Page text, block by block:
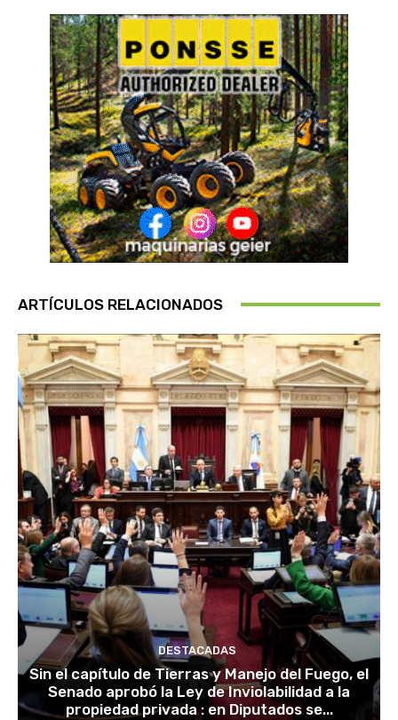
ARTÍCULOS RELACIONADOS
DESTACADAS
Sin el capítulo de Tierras y Manejo del Fuego, el
Senado aprobó la Ley de Inviolabilidad a la
propiedad privada : en Diputados se...